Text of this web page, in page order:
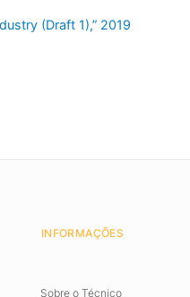
(Draft 1),” 2019
INFORMAÇÕES
Sobre o Técnico